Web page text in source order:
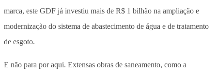
marca, este GDF já investiu mais de R$ 1 bilhão na ampliação e
modernização do sistema de abastecimento de água e de tratamento
de esgoto.
E não para por aqui. Extensas obras de saneamento, como a